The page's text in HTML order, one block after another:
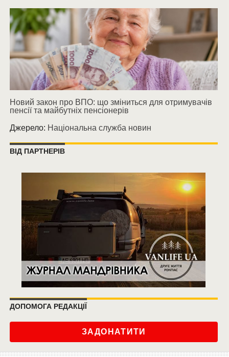
Новий закон про ВПО: що зміниться для отримувачів
пенсії та майбутніх пенсіонерів
Джерело: Національна служба новин
ВІД ПАРТНЕРІВ
ДОПОМОГА РЕДАКЦІЇ
ЗАДОНАТИТИ